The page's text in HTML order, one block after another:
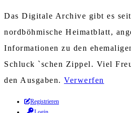
Das Digitale Archive gibt es
nordböhmische Heimatblatt,
Informationen zu den
Schluck `schen Zippel. Viel
den Ausgaben. Verwerfen
Zum
Registrieren